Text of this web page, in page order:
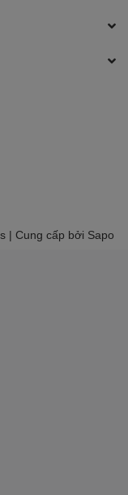
| Cung cấp bởi Sapo